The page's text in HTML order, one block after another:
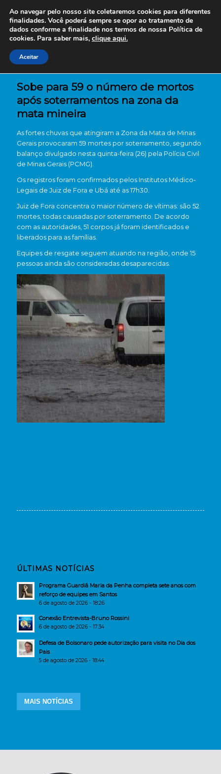
Sobe para 59 o número de mortos
após soterramentos na zona da
mata mineira
As fortes chuvas que atingiram a Zona da Mata de Minas
Gerais provocaram 59 mortes por soterramento, segundo
balanço divulgado nesta quinta-feira (26) pela Polícia Civil
de Minas Gerais (PCMG).
Os registros foram confirmados pelos Institutos Médico-
Legais de Juiz de Fora e Ubá até as 17h30.
Juiz de Fora concentra o maior número de vítimas: são 52
mortes, todas causadas por soterramento. De acordo
com as autoridades, 51 corpos já foram identificados e
liberados para as famílias.
Equipes de resgate seguem atuando na região, onde 15
pessoas ainda são consideradas desaparecidas.
ÚLTIMAS NOTÍCIAS
Programa Guardiã Maria da Penha completa sete anos com
reforço de equipes em Santos
6 de agosto de 2026 - 18:26
Conexão Entrevista-Bruno Rossini
6 de agosto de 2026 - 17:34
Defesa de Bolsonaro pede autorização para visita no Dia dos
Pais
5 de agosto de 2026 - 18:44
MAIS NOTÍCIAS
Ao navegar pelo nosso site coletaremos cookies para diferentes
finalidades. Você poderá sempre se opor ao tratamento de
dados conforme a finalidade nos termos de nossa Política de
cookies. Para saber mais, clique aqui.
Aceitar